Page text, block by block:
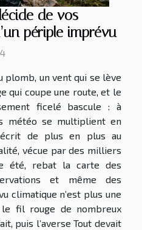
de vos
périple imprévu
plomb, un vent qui se lève
qui coupe une route, et le
ficelé bascule : à
météo se multiplient en
de plus en plus au
vécue par des milliers
été, rebat la carte des
et même des
climatique n’est plus une
fil rouge de nombreux
puis l’averse Tout devait